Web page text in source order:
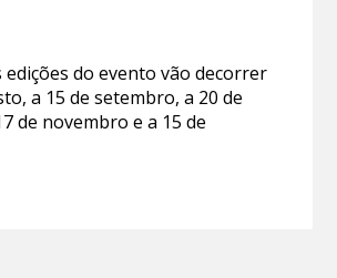
edições do evento vão decorrer
a 15 de setembro, a 20 de
de novembro e a 15 de